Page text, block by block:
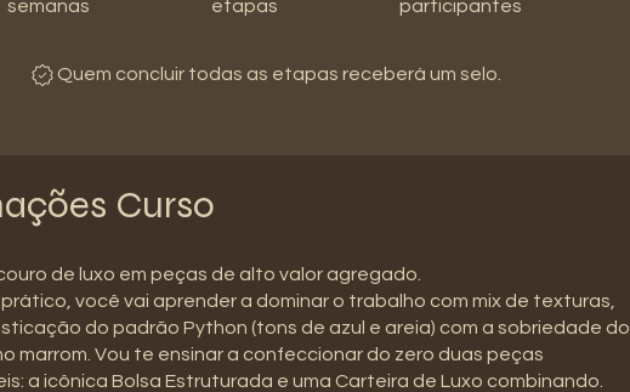
semanas etapas participantes
Quem concluir todas as etapas receberá um selo.
Curso
de luxo em peças de alto valor agregado.
você vai aprender a dominar o trabalho com mix de texturas,
do padrão Python (tons de azul e areia) com a sobriedade do
marrom. Vou te ensinar a confeccionar do zero duas peças
a icônica Bolsa Estruturada e uma Carteira de Luxo combinando.